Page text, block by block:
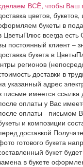
ВСЁ, чтобы Ваш
цветов,
букеты в
ЦветыПлюс всегда
постоянный клиент –
букета в
регионов
доставки в
указанный адрес
письме имеется
оплаты у Вас
оплаты - письмом
и композиции
доставкой
готового букета
букет
в букете